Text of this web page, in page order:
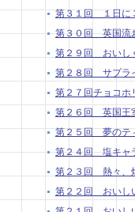
第３１回 １日に
第３０回 英国流
第２９回 おいし
第２８回 サプラ
第２７回チョコ
第２６回 英国王
第２５回 夢のテ
第２４回 塩キャ
第２３回 熱々、
第２２回 おいし